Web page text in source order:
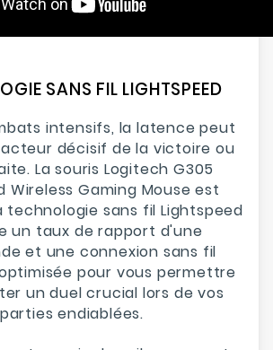
SANS FIL LIGHTSPEED
intensifs, la latence peut
décisif de la victoire ou
La souris Logitech G305
Wireless Gaming Mouse est
technologie sans fil Lightspeed
un taux de rapport d'une
et une connexion sans fil
pour vous permettre
un duel crucial lors de vos
parties endiablées.